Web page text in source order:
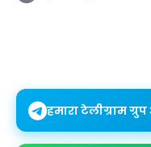
हमारा टेलीग्राम